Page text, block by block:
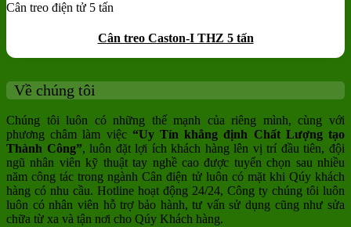
Add to wishlist
Cân treo điện tử 5 tấn
Cân treo Caston-I THZ 5 tấn
Về chúng tôi
Chúng tôi luôn có những thế mạnh của riêng mình, cùng với
phương châm làm việc “Uy Tín khẳng định Chất Lượng tạo
Thành Công”, luôn đặt lợi ích khách hàng lên vị trí đầu tiên, đội
ngũ nhân viên kỹ thuật tay nghề cao được tuyển chọn sau nhiều
năm công tác trong ngành Cân điện tử luôn có mặt khi Qúy khách
hàng có nhu cầu. Hotline hoạt động 24/24, Công ty chúng tôi luôn
luôn có nhân viên hỗ trợ bảo hành, tư vấn sử dụng cũng như sửa
chữa từ xa và tận nơi cho Qúy Khách hàng.